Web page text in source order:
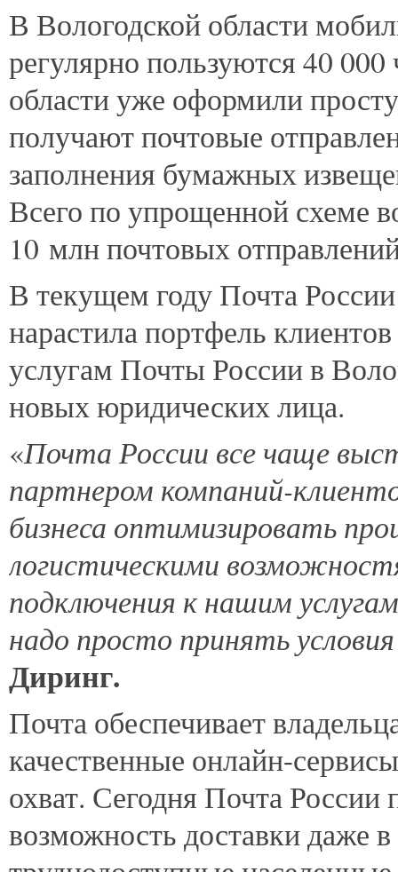
В Вологодской области
регулярно пользуются 40
области уже оформили
получают почтовые
заполнения бумажных
Всего по упрощенной схеме
10 млн почтовых
В текущем году Почта
нарастила портфель клиентов
услугам Почты России в
новых юридических лица.
«Почта России все чаще
партнером компаний-
бизнеса оптимизировать
логистическими
подключения к нашим
надо просто принять
Диринг.
Почта обеспечивает
качественные онлайн-
охват. Сегодня Почта России
возможность доставки даже